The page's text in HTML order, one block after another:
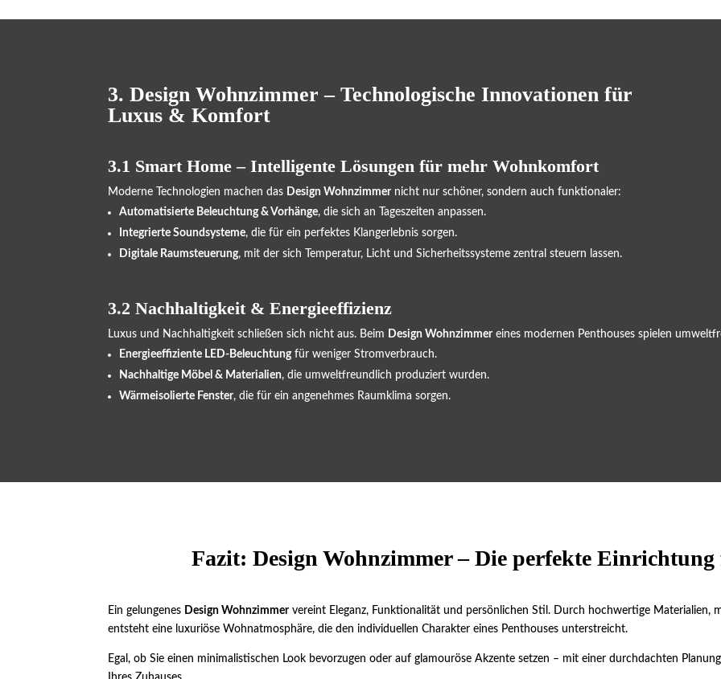
3. Design Wohnzimmer – Technologische Innovationen für
Luxus & Komfort
3.1 Smart Home – Intelligente Lösungen für mehr Wohnkomfort
Moderne Technologien machen das Design Wohnzimmer nicht nur schöner, sondern auch funktionaler:
Automatisierte Beleuchtung & Vorhänge, die sich an Tageszeiten anpassen.
Integrierte Soundsysteme, die für ein perfektes Klangerlebnis sorgen.
Digitale Raumsteuerung, mit der sich Temperatur, Licht und Sicherheitssysteme zentral steuern lassen.
3.2 Nachhaltigkeit & Energieeffizienz
Luxus und Nachhaltigkeit schließen sich nicht aus. Beim Design Wohnzimmer eines modernen Penthouses spielen
Energieeffiziente LED-Beleuchtungfür weniger Stromverbrauch.
Nachhaltige Möbel & Materialien, die umweltfreundlich produziert wurden.
Wärmeisolierte Fenster, die für ein angenehmes Raumklima sorgen.
Fazit: Design Wohnzimmer – Die perfekte
Ein gelungenes Design Wohnzimmervereint Eleganz, Funktionalität und persönlichen Stil. Durch hochwertige Materialien,
entsteht eine luxuriöse Wohnatmosphäre, die den individuellen Charakter eines Penthouses unterstreicht.
Egal, ob Sie einen minimalistischen Look bevorzugen oder auf glamouröse Akzente setzen – mit einer durchdachten